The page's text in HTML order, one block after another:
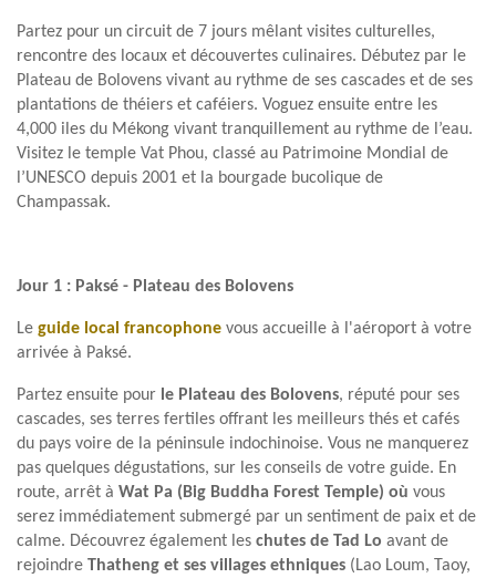
Partez pour un circuit de 7 jours mêlant visites culturelles,
rencontre des locaux et découvertes culinaires. Débutez par le
Plateau de Bolovens vivant au rythme de ses cascades et de ses
plantations de théiers et caféiers. Voguez ensuite entre les
4,000 iles du Mékong vivant tranquillement au rythme de l’eau.
Visitez le temple Vat Phou, classé au Patrimoine Mondial de
l’UNESCO depuis 2001 et la bourgade bucolique de
Champassak.
Jour 1 : Paksé - Plateau des Bolovens
Le guide local francophone vous accueille à l'aéroport à votre
arrivée à Paksé.
Partez ensuite pour le Plateau des Bolovens, réputé pour ses
cascades, ses terres fertiles offrant les meilleurs thés et cafés
du pays voire de la péninsule indochinoise. Vous ne manquerez
pas quelques dégustations, sur les conseils de votre guide. En
route, arrêt à Wat Pa (Big Buddha Forest Temple) où vous
serez immédiatement submergé par un sentiment de paix et de
calme. Découvrez également les chutes de Tad Lo avant de
rejoindre Thatheng et ses villages ethniques (Lao Loum, Taoy,